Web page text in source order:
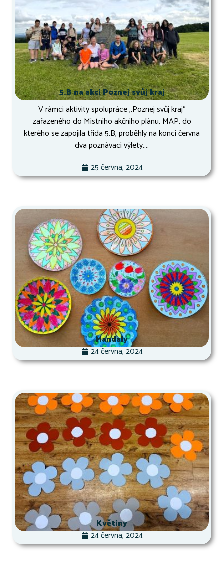
5.B na akci Poznej svůj kraj
V rámci aktivity spolupráce ,,Poznej svůj kraj“
zařazeného do Místního akčního plánu, MAP, do
kterého se zapojila třída 5.B, proběhly na konci června
dva poznávací výlety....
25 června, 2024
Mandaly
24 června, 2024
Květiny
24 června, 2024